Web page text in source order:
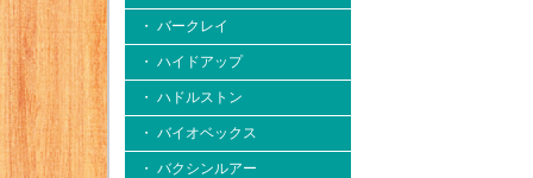
・ バークレイ
・ ハイドアップ
・ ハドルストン
・ バイオベックス
・ バクシンルアー